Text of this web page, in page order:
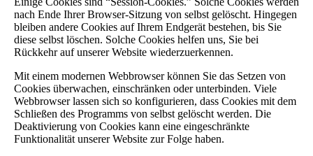
nach Ende Ihrer Browser-Sitzung von selbst gelöscht. Hingegen
bleiben andere Cookies auf Ihrem Endgerät bestehen, bis Sie
diese selbst löschen. Solche Cookies helfen uns, Sie bei
Rückkehr auf unserer Website wiederzuerkennen.
Mit einem modernen Webbrowser können Sie das Setzen von
Cookies überwachen, einschränken oder unterbinden. Viele
Webbrowser lassen sich so konfigurieren, dass Cookies mit dem
Schließen des Programms von selbst gelöscht werden. Die
Deaktivierung von Cookies kann eine eingeschränkte
Funktionalität unserer Website zur Folge haben.